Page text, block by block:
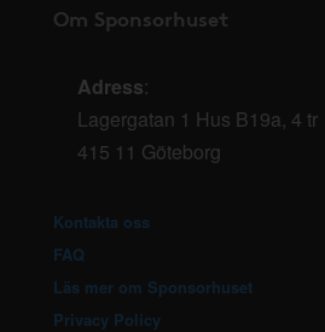
Om Sponsorhuset
Adress:
Lagergatan 1 Hus B19a, 4 tr
415 11 Göteborg
Kontakta oss
FAQ
Läs mer om Sponsorhuset
Privacy Policy